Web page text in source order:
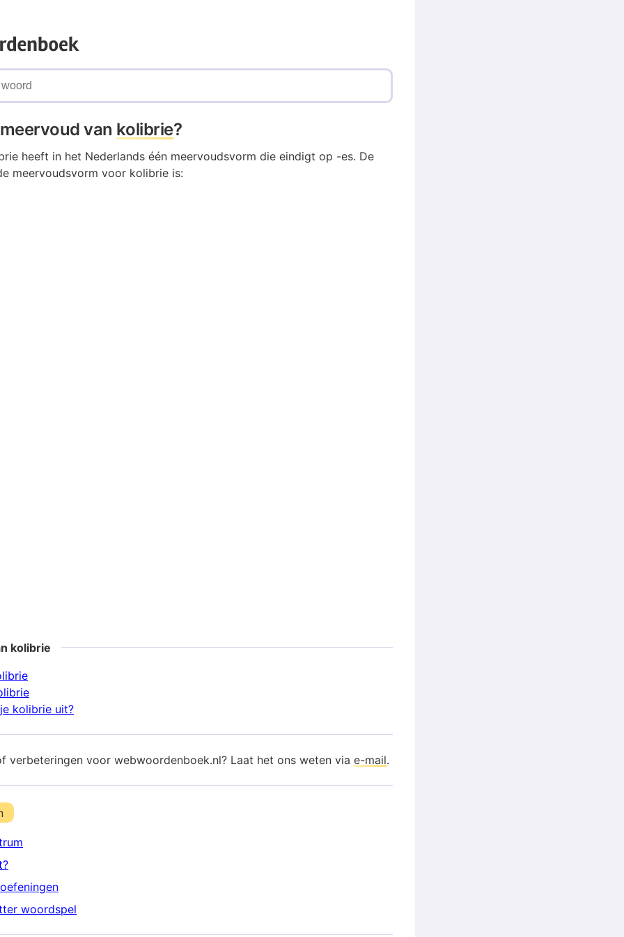
van kolibrie?
heeft in het Nederlands één meervoudsvorm die eindigt op -es. De
meervoudsvorm voor kolibrie is:
kolibrie
kolibrie uit?
verbeteringen voor webwoordenboek.nl? Laat het ons weten via e-mail.
woordspel